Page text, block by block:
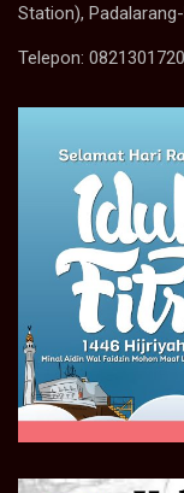
Station),
Telepon: